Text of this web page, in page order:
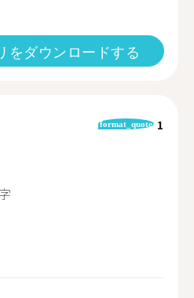
をダウンロードする
format_quote 1